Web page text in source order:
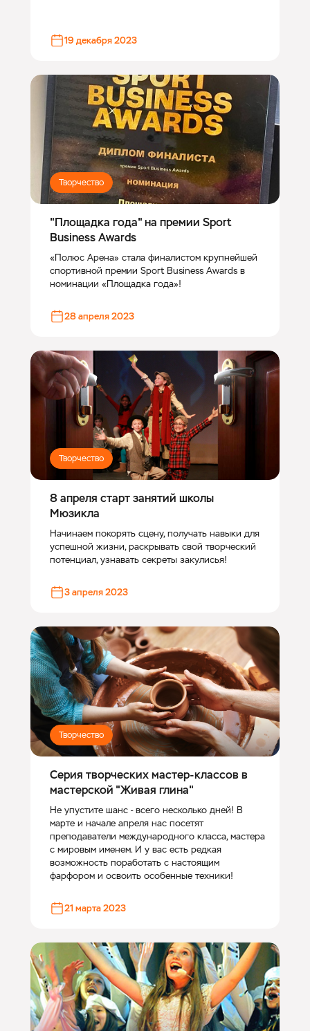
19 декабря 2023
Творчество
"Площадка года" на премии Sport
Business Awards
«Полюс Арена» стала финалистом крупнейшей
спортивной премии Sport Business Awards в
номинации «Площадка года»!
28 апреля 2023
Творчество
8 апреля старт занятий школы
Мюзикла
Начинаем покорять сцену, получать навыки для
успешной жизни, раскрывать свой творческий
потенциал, узнавать секреты закулисья!
3 апреля 2023
Творчество
Серия творческих мастер-классов в
мастерской "Живая глина"
Не упустите шанс - всего несколько дней! В
марте и начале апреля нас посетят
преподаватели международного класса, мастера
с мировым именем. И у вас есть редкая
возможность поработать с настоящим
фарфором и освоить особенные техники!
21 марта 2023